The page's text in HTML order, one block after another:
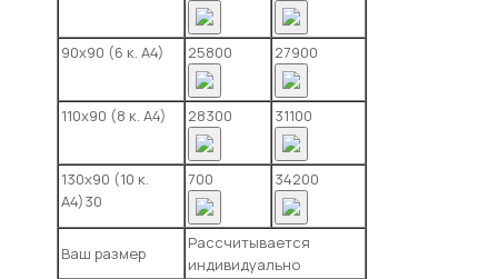
90х90 (6 к. А4) 25800 27900
110х90 (8 к. А4) 28300 31100
130х90 (10 к.
А4)30
700 34200
Ваш размер
Рассчитывается
индивидуально